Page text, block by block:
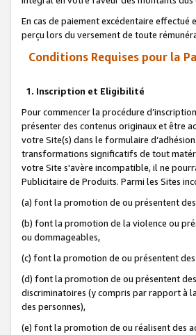
En cas de paiement excédentaire
perçu lors du versement de toute
Conditions Requises pour la
1. Inscription et Eligibilité
Pour commencer la procédure
présenter des contenus originaux et être
votre Site(s) dans le formulaire
transformations significatifs de tout
votre Site s'avère incompatible, il ne
Publicitaire de Produits. Parmi les Sites
(a) font la promotion de ou présentent
(b) font la promotion de la violence ou
ou dommageables,
(c) font la promotion de ou présentent
(d) font la promotion de ou présentent
discriminatoires (y compris par rapport à
des personnes),
(e) font la promotion de ou réalisent des